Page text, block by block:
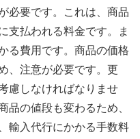
必要です。これは、商品
支払われる料金です。ま
る費用です。商品の価格
、注意が必要です。更
慮しなければなりませ
品の値段も変わるため、
輸入代行にかかる手数料